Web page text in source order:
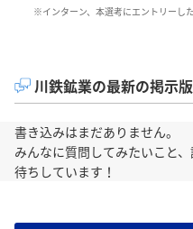
※インターン、本選考にエントリーし
川鉄鉱業の最新の掲示
書き込みはまだありません。
みんなに質問してみたいこと
待ちしています！